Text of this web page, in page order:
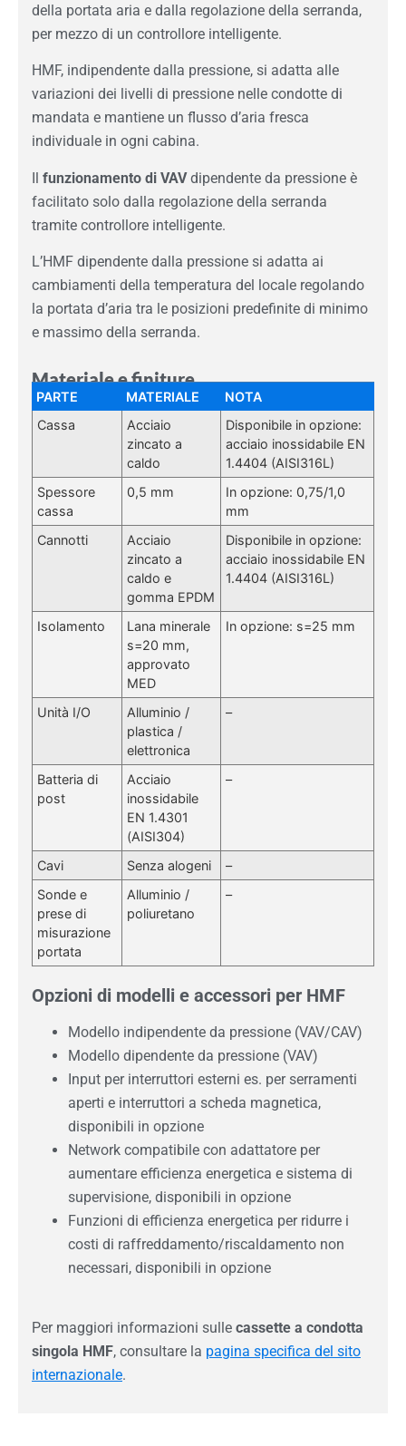
della portata aria e dalla regolazione della serranda,
per mezzo di un controllore intelligente.
HMF, indipendente dalla pressione, si adatta alle
variazioni dei livelli di pressione nelle condotte di
mandata e mantiene un flusso d’aria fresca
individuale in ogni cabina.
Il funzionamento di VAVdipendente da pressione è
facilitato solo dalla regolazione della serranda
tramite controllore intelligente.
L’HMF dipendente dalla pressione si adatta ai
cambiamenti della temperatura del locale regolando
la portata d’aria tra le posizioni predefinite di minimo
e massimo della serranda.
Materiale e finiture
PARTE MATERIALE
NOTA
Cassa
Acciaio
zincato a
caldo
Disponibile in opzione:
acciaio inossidabile EN
1.4404 (AISI316L)
Spessore
cassa
0,5 mm
In opzione: 0,75/1,0
mm
Cannotti
Acciaio
zincato a
caldo e
gomma EPDM
Disponibile in opzione:
acciaio inossidabile EN
1.4404 (AISI316L)
Isolamento
Lana minerale
s=20 mm,
approvato
MED
In opzione: s=25 mm
Unità I/O
Alluminio /
plastica /
elettronica
–
Batteria di
post
Acciaio
inossidabile
EN 1.4301
(AISI304)
–
Cavi Senza alogeni
–
Sonde e
prese di
misurazione
portata
Alluminio /
poliuretano
–
Opzioni di modelli e accessori per HMF
Modello indipendente da pressione (VAV/CAV)
Modello dipendente da pressione (VAV)
Input per interruttori esterni es. per serramenti
aperti e interruttori a scheda magnetica,
disponibili in opzione
Network compatibile con adattatore per
aumentare efficienza energetica e sistema di
supervisione, disponibili in opzione
Funzioni di efficienza energetica per ridurre i
costi di raffreddamento/riscaldamento non
necessari, disponibili in opzione
Per maggiori informazioni sulle cassette a condotta
singola HMF, consultare la pagina specifica del sito
internazionale.